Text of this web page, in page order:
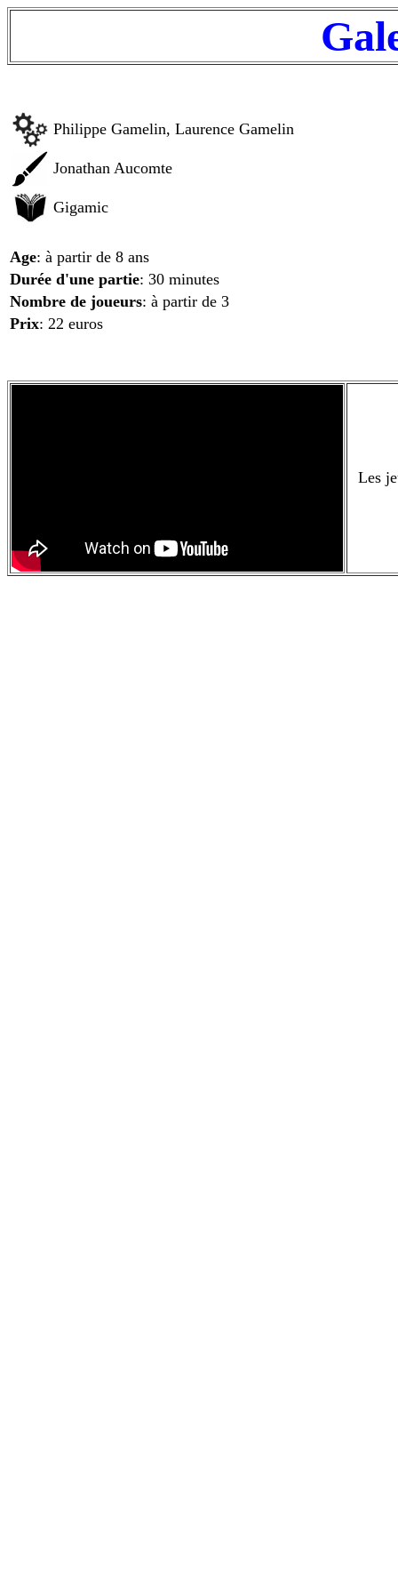
Philippe Gamelin, Laurence Gamelin
Jonathan Aucomte
Gigamic
Age: à partir de 8 ans
Durée d'une partie: 30 minutes
Nombre de joueurs: à partir de 3
Prix: 22 euros
Les